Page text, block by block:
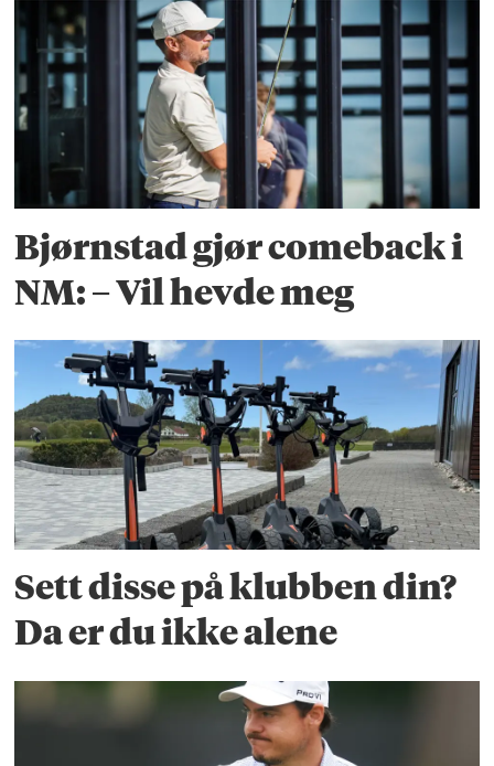
Bjørnstad gjør comeback i
NM: – Vil hevde meg
Sett disse på klubben din?
Da er du ikke alene